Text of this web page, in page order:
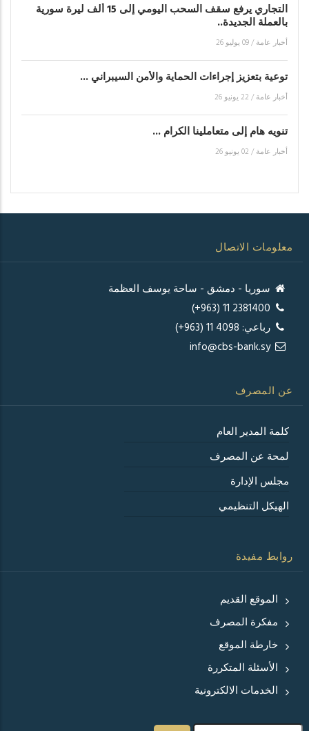
التجاري يرفع سقف السحب اليومي إلى 15 ألف ليرة سورية
بالعملة الجديدة..
أخبار عامة/09 يوليو 26
توعية بتعزيز إجراءات الحماية والأمن السيبراني ...
أخبار عامة/ 22 يونيو 26
تنويه هام إلى متعاملينا الكرام ...
أخبار عامة/ 02 يونيو 26
معلومات الاتصال
سوريا - دمشق - ساحة يوسف العظمة
رباعي: 4098 11 (963+)
info@cbs-bank.sy
عن المصرف
كلمة المدير العام
لمحة عن المصرف
مجلس الإدارة
الهيكل التنظيمي
روابط مفيدة
الموقع القديم
مفكرة المصرف
خارطة الموقع
الأسئلة المتكررة
الخدمات الالكترونية